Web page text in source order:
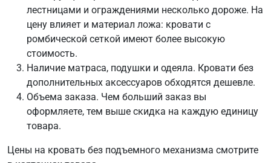
лестницами и ограждениями несколько дороже. На
цену влияет и материал ложа: кровати с
ромбической сеткой имеют более высокую
стоимость.
Наличие матраса, подушки и одеяла. Кровати без
дополнительных аксессуаров обходятся дешевле.
Объема заказа. Чем больший заказ вы
оформляете, тем выше скидка на каждую единицу
товара.
Цены на кровать без подъемного механизма смотрите